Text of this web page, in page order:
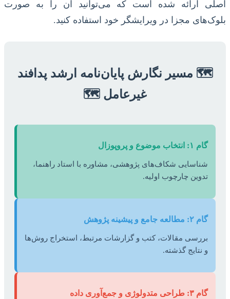
اصلی ارائه شده است که می‌توانید آن را به صورت
بلوک‌های مجزا در ویرایشگر خود استفاده کنید.
🗺️ مسیر نگارش پایان‌نامه ارشد پدافند
غیرعامل 🗺️
گام ۱: انتخاب موضوع و پروپوزال
شناسایی شکاف‌های پژوهشی، مشاوره با استاد راهنما،
تدوین چارچوب اولیه.
گام ۲: مطالعه جامع و پیشینه پژوهش
بررسی مقالات، کتب و گزارشات مرتبط، استخراج روش‌ها
و نتایج گذشته.
گام ۳: طراحی متدولوژی و جمع‌آوری داده